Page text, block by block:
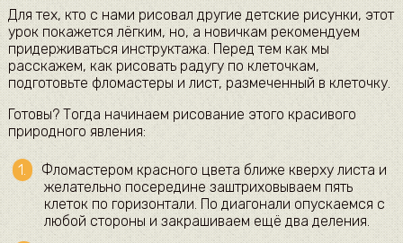
Для тех, кто с нами рисовал другие детские рисунки, этот
урок покажется лёгким, но, а новичкам рекомендуем
придерживаться инструктажа. Перед тем как мы
расскажем, как рисовать радугу по клеточкам,
подготовьте фломастеры и лист, размеченный в клеточку.
Готовы? Тогда начинаем рисование этого красивого
природного явления:
Фломастером красного цвета ближе кверху листа и
желательно посередине заштриховываем пять
клеток по горизонтали. По диагонали опускаемся с
любой стороны и закрашиваем ещё два деления.